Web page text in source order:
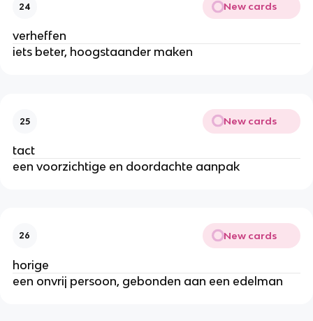
24 New cards
verheffen
iets beter, hoogstaander maken
25 New cards
tact
een voorzichtige en doordachte aanpak
26 New cards
horige
een onvrij persoon, gebonden aan een edelman